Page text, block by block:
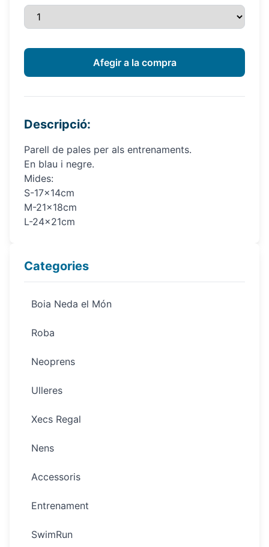
Categories
Boia Neda el Món
Roba
Neoprens
Ulleres
Xecs Regal
Nens
Accessoris
Entrenament
SwimRun
Descripció:
Parell de pales per als entrenaments.
En blau i negre.
Mides:
S-17x14cm
M-21x18cm
L-24x21cm